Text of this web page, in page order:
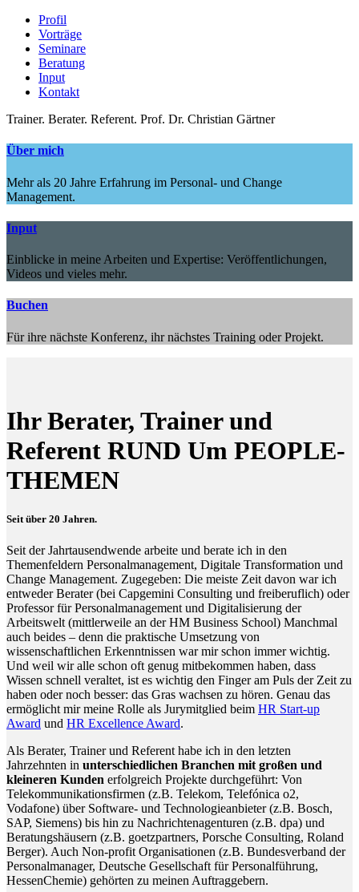
Profil
Vorträge
Seminare
Beratung
Input
Kontakt
Trainer. Berater. Referent. Prof. Dr. Christian Gärtner
Über mich
Mehr als 20 Jahre Erfahrung im Personal- und Change
Management.
Input
Einblicke in meine Arbeiten und Expertise: Veröffentlichungen,
Videos und vieles mehr.
Buchen
Für ihre nächste Konferenz, ihr nächstes Training oder Projekt.
Ihr Berater, Trainer und
Referent RUND Um PEOPLE-
THEMEN
Seit über 20 Jahren.
Seit der Jahrtausendwende arbeite und berate ich in den
Themenfeldern Personalmanagement, Digitale Transformation und
Change Management. Zugegeben: Die meiste Zeit davon war ich
entweder Berater (bei Capgemini Consulting und freiberuflich) oder
Professor für Personalmanagement und Digitalisierung der
Arbeitswelt (mittlerweile an der HM Business School) Manchmal
auch beides – denn die praktische Umsetzung von
wissenschaftlichen Erkenntnissen war mir schon immer wichtig.
Und weil wir alle schon oft genug mitbekommen haben, dass
Wissen schnell veraltet, ist es wichtig den Finger am Puls der Zeit zu
haben oder noch besser: das Gras wachsen zu hören. Genau das
ermöglicht mir meine Rolle als Jurymitglied beim HR Start-up
Award und HR Excellence Award.
Als Berater, Trainer und Referent habe ich in den letzten
Jahrzehnten in unterschiedlichen Branchen mit großen und
kleineren Kunden erfolgreich Projekte durchgeführt: Von
Telekommunikationsfirmen (z.B. Telekom, Telefónica o2,
Vodafone) über Software- und Technologieanbieter (z.B. Bosch,
SAP, Siemens) bis hin zu Nachrichtenagenturen (z.B. dpa) und
Beratungshäusern (z.B. goetzpartners, Porsche Consulting, Roland
Berger). Auch Non-profit Organisationen (z.B. Bundesverband der
Personalmanager, Deutsche Gesellschaft für Personalführung,
HessenChemie) gehörten zu meinen Auftraggebern.